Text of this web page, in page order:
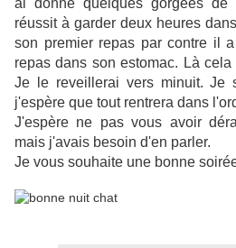
ai donné quelques gorgées de
réussit à garder deux heures
son premier repas par contre il
repas dans son estomac. Là
Je le reveillerai vers minuit. Je
j'espère que tout rentrera dans
J'espère ne pas vous avoir
mais j'avais besoin d'en parler.
Je vous souhaite une bonne